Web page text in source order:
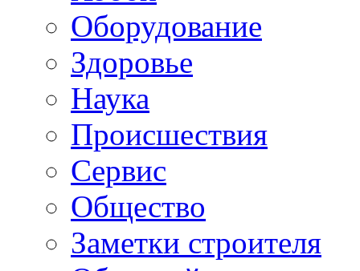
Oборудование
Здоровье
Наука
Происшествия
Сервис
Общество
Заметки строителя